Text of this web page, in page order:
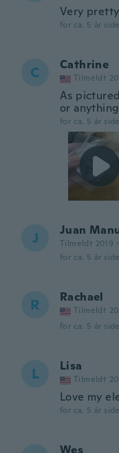
Very
for ca. 5 år
C Cathrine
Tilmeldt
As
or
for ca. 5 år
J Juan
Tilmeldt 2019 ·
for ca. 5 år
R Rachael
Tilmeldt
for ca. 5 år
L Lisa
Tilmeldt
Love my
for ca. 5 år
Wes